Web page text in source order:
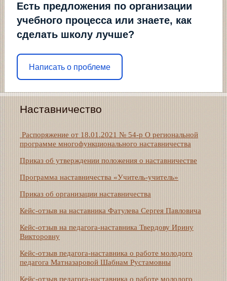
Есть предложения по организации
учебного процесса или знаете, как
сделать школу лучше?
Написать о проблеме
Наставничество
Распоряжение от 18.01.2021 № 54-р О региональной
программе многофункционального наставничества
Приказ об утверждении положения о наставничестве
Программа наставничества «Учитель-учитель»
Приказ об организации наставничества
Кейс-отзыв на наставника Фатулева Сергея Павловича
Кейс-отзыв на педагога-наставника Твердову Ирину
Викторовну
Кейс-отзыв педагога-наставника о работе молодого
педагога Матназаровой Шабнам Рустамовны
Кейс-отзыв педагога-наставника о работе молодого